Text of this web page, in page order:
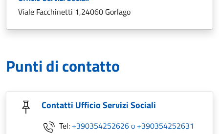
Viale Facchinetti 1,24060 Gorlago
Punti di contatto
Contatti Ufficio Servizi Sociali
Tel: +390354252626 o +390354252631